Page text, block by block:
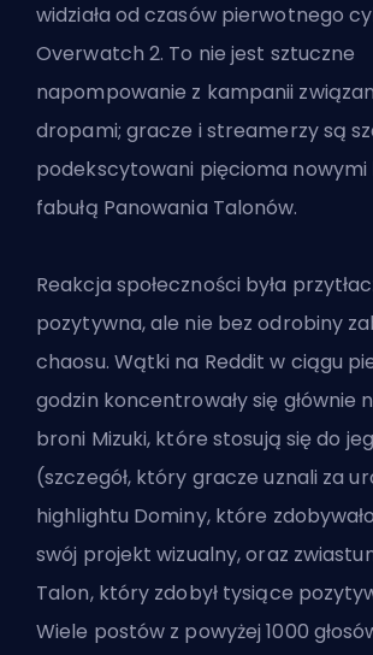
widziała od czasów pierwotnego
Overwatch 2. To nie jest sztuczne
napompowanie z kampanii
dropami; gracze i streamerzy są
podekscytowani pięcioma
fabułą Panowania Talonów.
Reakcja społeczności była
pozytywna, ale nie bez odrobiny
chaosu. Wątki na Reddit w ciągu
godzin koncentrowały się głównie
broni Mizuki, które stosują się do
(szczegół, który gracze uznali za
highlightu Dominy, które
swój projekt wizualny, oraz
Talon, który zdobył tysiące
Wiele postów z powyżej 1000